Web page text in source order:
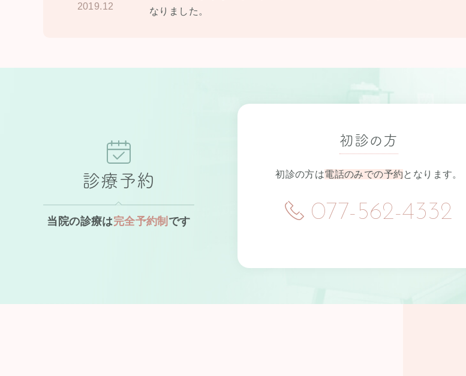
2019.12
なりました。
診療予約
当院の診療は完全予約制 です
初診の方
初診の方は電話のみでの予約となります。
077-562-4332